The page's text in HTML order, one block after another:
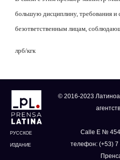
большую дисциплину, требования и
безответственным лицам,
лрб/кгк
РУССКОЕ
ИЗДАНИЕ
© 2016-2023
Calle E №
телефон: (+53) 7